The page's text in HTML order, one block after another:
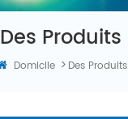
Des Produits
Domicile > Des Produits